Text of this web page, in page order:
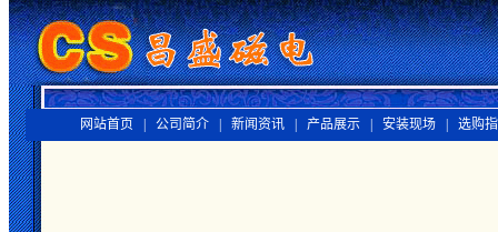
网站首页 | 公司简介 | 新闻资讯 | 产品展示 | 安装现场 | 选购